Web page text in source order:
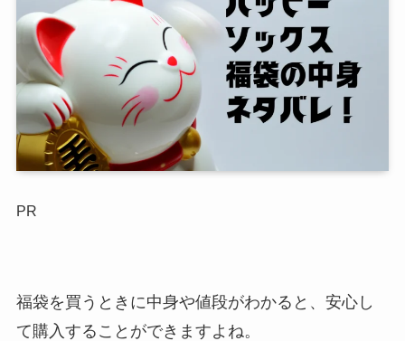
PR
福袋を買うときに中身や値段がわかると、安心し
て購入することができますよね。